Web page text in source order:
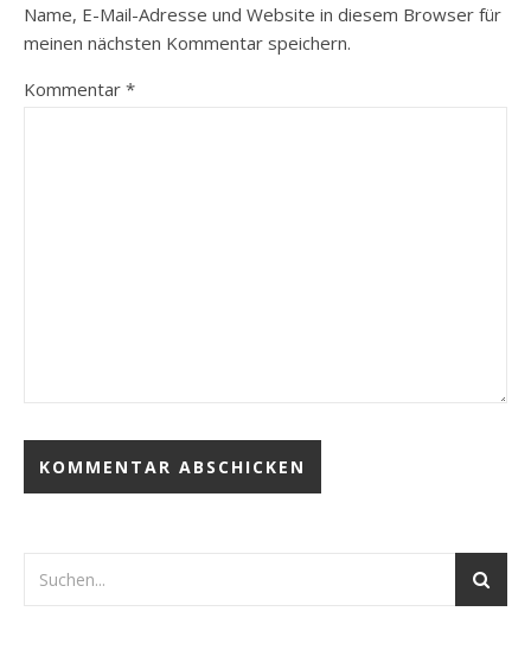
Name, E-Mail-Adresse und Website in diesem Browser für
meinen nächsten Kommentar speichern.
Kommentar *